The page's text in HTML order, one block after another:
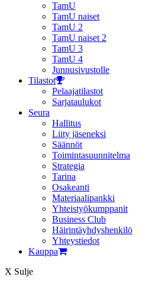
TamU
TamU naiset
TamU 2
TamU naiset 2
TamU 3
TamU 4
Junnusivustolle
Tilastot
Pelaajatilastot
Sarjataulukot
Seura
Hallitus
Liity jäseneksi
Säännöt
Toimintasuunnitelma
Strategia
Tarina
Osakeanti
Materiaalipankki
Yhteistyö­kumppanit
Business Club
Häirintä­yhdyshenkilö
Yhteystiedot
Kauppa
X Sulje